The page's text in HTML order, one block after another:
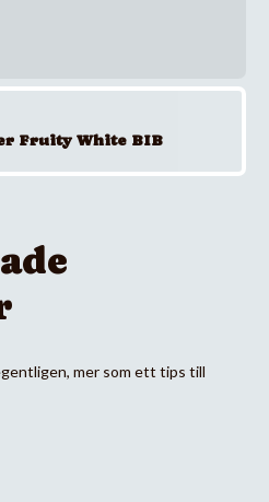
Fruity White BIB
mer som ett tips till